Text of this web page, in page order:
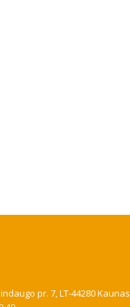
pr. 7, LT-44280 Kaunas